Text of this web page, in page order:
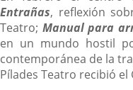
Entrañas, reflexión
Teatro; Manual para
en un mundo hostil
contemporánea de la
Pílades Teatro recibió